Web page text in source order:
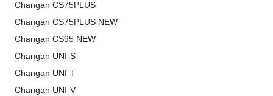
Changan CS75PLUS
Changan CS75PLUS NEW
Changan CS95 NEW
Changan UNI-S
Changan UNI-T
Changan UNI-V